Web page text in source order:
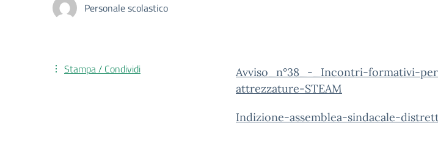
Personale scolastico
Avviso_n°38_-_Incontri-formativi-
attrezzature-STEAM
Indizione-assemblea-sindacale-
Stampa / Condividi